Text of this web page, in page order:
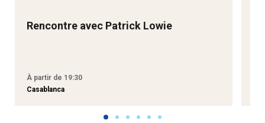
Rencontre avec Patrick Lowie
À partir de 19:30
Casablanca